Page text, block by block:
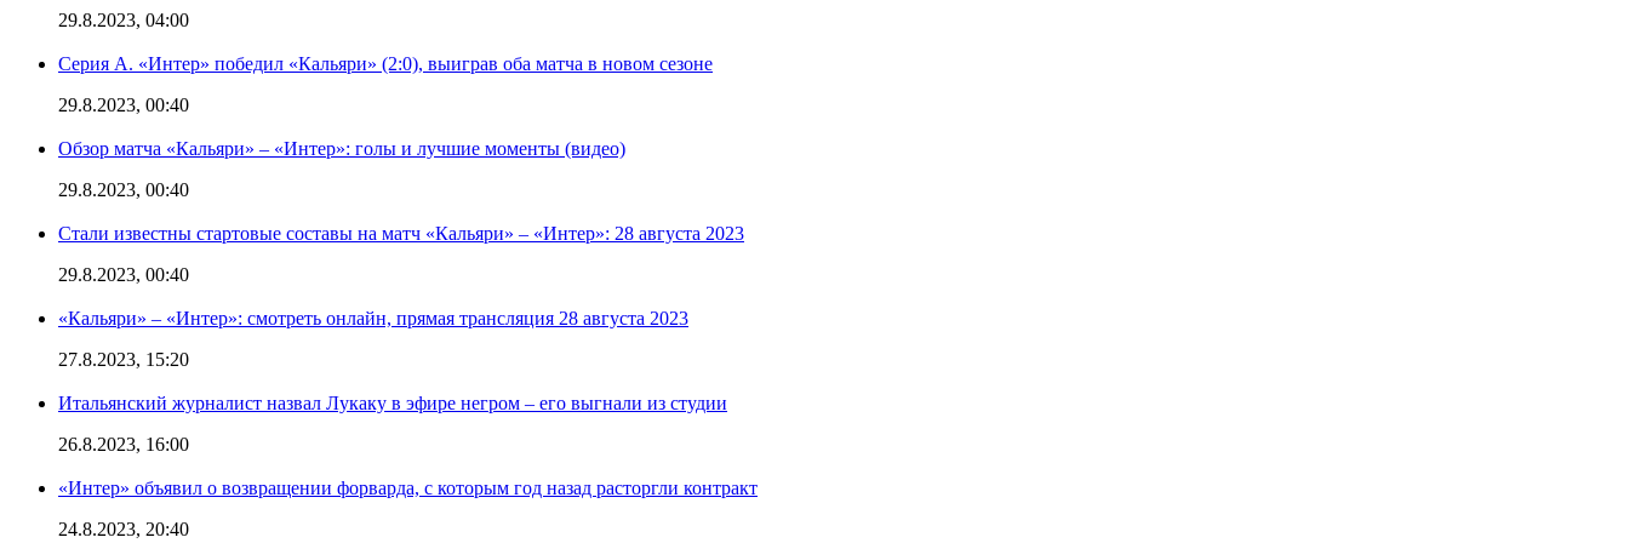
29.8.2023, 04:00
Серия А. «Интер» победил «Кальяри» (2:0), выиграв оба матча в новом сезоне
29.8.2023, 00:40
Обзор матча «Кальяри» – «Интер»: голы и лучшие моменты (видео)
29.8.2023, 00:40
Стали известны стартовые составы на матч «Кальяри» – «Интер»: 28 августа 2023
29.8.2023, 00:40
«Кальяри» – «Интер»: смотреть онлайн, прямая трансляция 28 августа 2023
27.8.2023, 15:20
Итальянский журналист назвал Лукаку в эфире негром – его выгнали из студии
26.8.2023, 16:00
«Интер» объявил о возвращении форварда, с которым год назад расторгли контракт
24.8.2023, 20:40